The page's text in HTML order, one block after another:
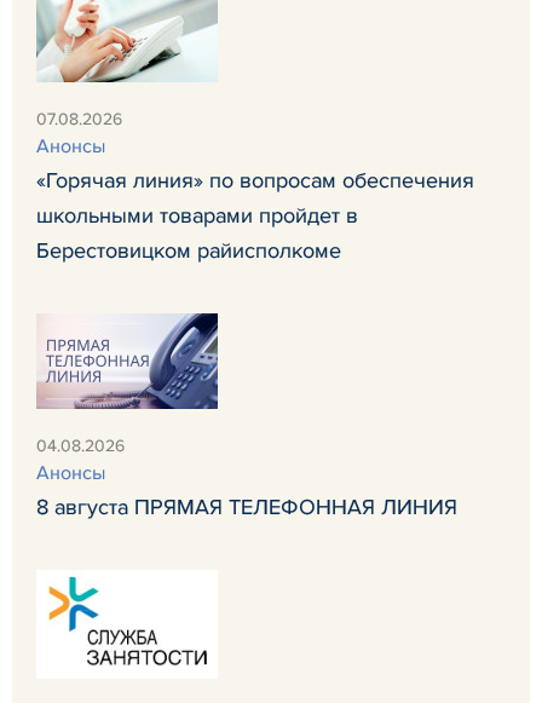
07.08.2026
Анонсы
«Горячая линия» по вопросам обеспечения
школьными товарами пройдет в
Берестовицком райисполкоме
04.08.2026
Анонсы
8 августа ПРЯМАЯ ТЕЛЕФОННАЯ ЛИНИЯ